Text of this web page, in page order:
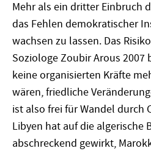
Mehr als ein dritter Einbruch
das Fehlen demokratischer
wachsen zu lassen. Das
Soziologe Zoubir Arous 2007
keine organisierten Kräfte
wären, friedliche
ist also frei für Wandel durch
Libyen hat auf die algerische
abschreckend gewirkt,